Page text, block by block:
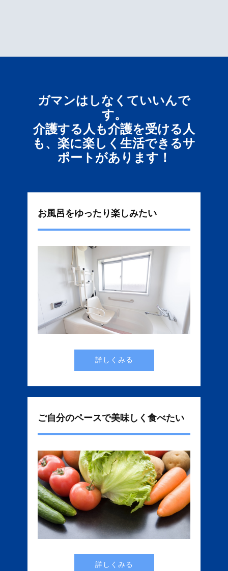
ガマンはしなくていいんで
す。
介護する人も介護を受ける人
も、楽に楽しく生活できるサ
ポートがあります！
お風呂をゆったり楽しみたい
詳しくみる
ご自分のペースで美味しく食べたい
詳しくみる